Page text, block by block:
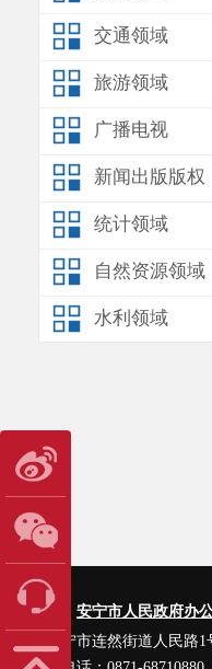
交通领域
旅游领域
广播电视
新闻出版版权
统计领域
自然资源领域
水利领域
主办单位： 安宁市人民政府办
地址：安宁市连然街道人民路1